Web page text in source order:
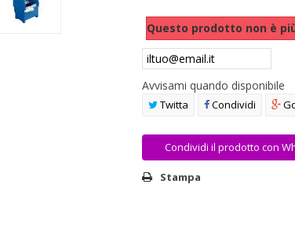
Questo prodotto non è
Avvisami quando disponibile
Twitta Condividi
Condividi il prodotto con
Stampa